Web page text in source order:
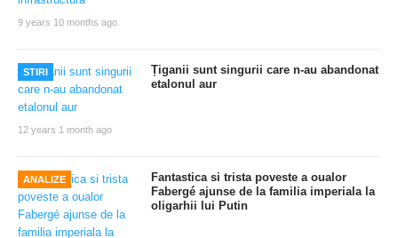
9 years 10 months ago
STIRI
12 years 1 month ago
Țiganii sunt singurii care n-au abandonat
etalonul aur
ANALIZE
Fantastica si trista poveste a oualor
Fabergé ajunse de la familia imperiala la
oligarhii lui Putin